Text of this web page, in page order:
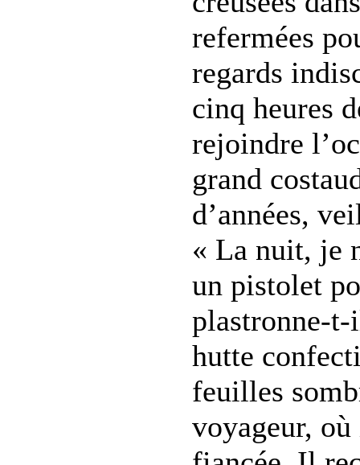
refermées
regards
cinq heures
rejoindre
grand
d’années,
« La nuit, je
un pistolet
plastronne-
hutte
feuilles
voyageur,